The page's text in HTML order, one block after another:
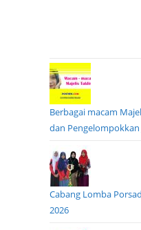
Berbagai macam
dan Pengelompokkan
Cabang Lomba
2026